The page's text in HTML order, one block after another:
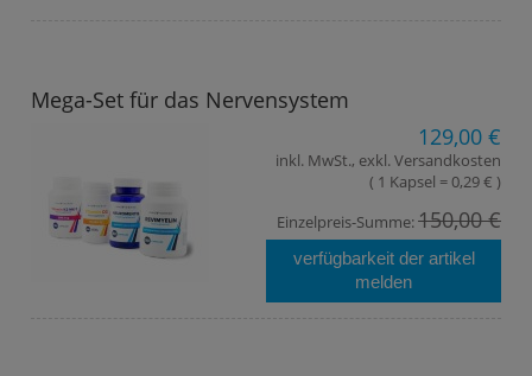
Mega-Set für das Nervensystem
129,00 €
inkl. MwSt., exkl. Versandkosten
( 1 Kapsel = 0,29 € )
Einzelpreis-Summe:150,00 €
verfügbarkeit der artikel
melden